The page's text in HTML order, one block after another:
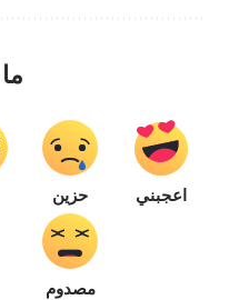
اعجبني حزين
مصدوم